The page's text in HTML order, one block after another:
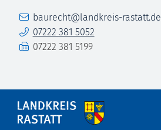
E-Mailbaurecht@landkreis-rastatt.de
Telefon07222 381 5052
Fax 07222 381 5199